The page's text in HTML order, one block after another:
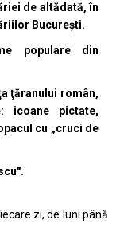
de altădată, în
București.
populare din
ţăranului român,
icoane pictate,
cu „cruci de
zi, de luni până